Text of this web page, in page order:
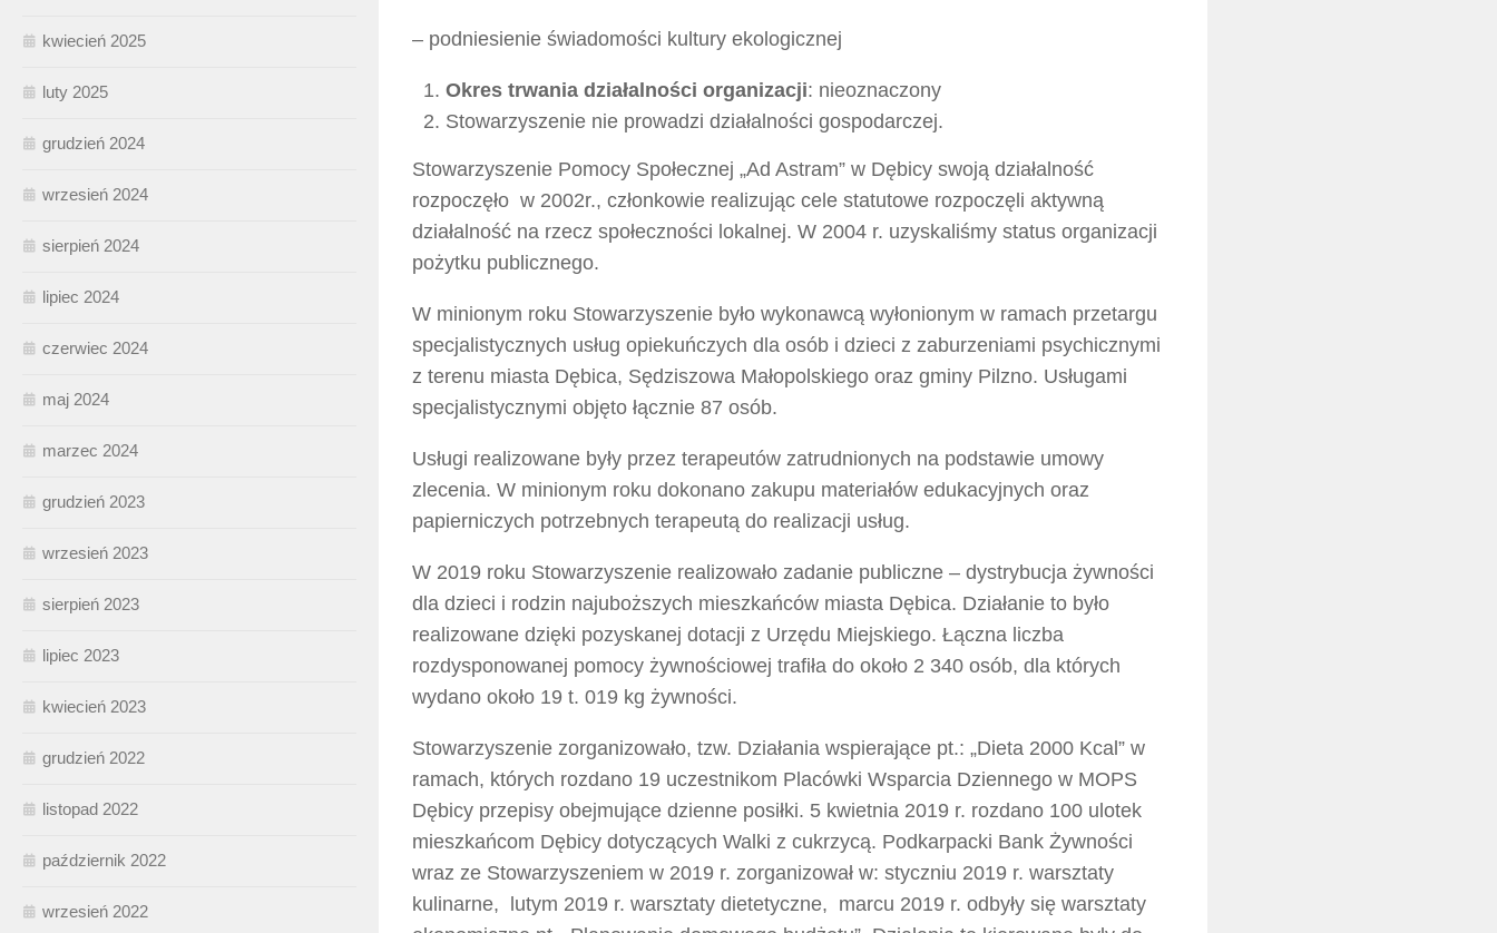
– podniesienie świadomości kultury ekologicznej
Okres trwania działalności organizacji: nieoznaczony
Stowarzyszenie nie prowadzi działalności gospodarczej.
Stowarzyszenie Pomocy Społecznej „Ad Astram” w Dębicy swoją działalność
rozpoczęło w 2002r., członkowie realizując cele statutowe rozpoczęli aktywną
działalność na rzecz społeczności lokalnej. W 2004 r. uzyskaliśmy status organizacji
pożytku publicznego.
W minionym roku Stowarzyszenie było wykonawcą wyłonionym w ramach przetargu
specjalistycznych usług opiekuńczych dla osób i dzieci z zaburzeniami psychicznymi
z terenu miasta Dębica, Sędziszowa Małopolskiego oraz gminy Pilzno. Usługami
specjalistycznymi objęto łącznie 87 osób.
Usługi realizowane były przez terapeutów zatrudnionych na podstawie umowy
zlecenia. W minionym roku dokonano zakupu materiałów edukacyjnych oraz
papierniczych potrzebnych terapeutą do realizacji usług.
W 2019 roku Stowarzyszenie realizowało zadanie publiczne – dystrybucja żywności
dla dzieci i rodzin najuboższych mieszkańców miasta Dębica. Działanie to było
realizowane dzięki pozyskanej dotacji z Urzędu Miejskiego. Łączna liczba
rozdysponowanej pomocy żywnościowej trafiła do około 2 340 osób, dla których
wydano około 19 t. 019 kg żywności.
Stowarzyszenie zorganizowało, tzw. Działania wspierające pt.: „Dieta 2000 Kcal” w
ramach, których rozdano 19 uczestnikom Placówki Wsparcia Dziennego w MOPS
Dębicy przepisy obejmujące dzienne posiłki. 5 kwietnia 2019 r. rozdano 100 ulotek
mieszkańcom Dębicy dotyczących Walki z cukrzycą. Podkarpacki Bank Żywności
wraz ze Stowarzyszeniem w 2019 r. zorganizował w: styczniu 2019 r. warsztaty
kulinarne, lutym 2019 r. warsztaty dietetyczne, marcu 2019 r. odbyły się warsztaty
kwiecień 2025
luty 2025
grudzień 2024
wrzesień 2024
sierpień 2024
lipiec 2024
czerwiec 2024
maj 2024
marzec 2024
grudzień 2023
wrzesień 2023
sierpień 2023
lipiec 2023
kwiecień 2023
grudzień 2022
listopad 2022
październik 2022
wrzesień 2022